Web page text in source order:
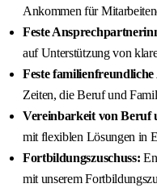
Ankommen für
Feste
auf Unterstützung von
Feste
Zeiten, die Beruf und
Vereinbarkeit von Beruf
mit flexiblen Lösungen in
Fortbildungszuschuss:
mit unserem